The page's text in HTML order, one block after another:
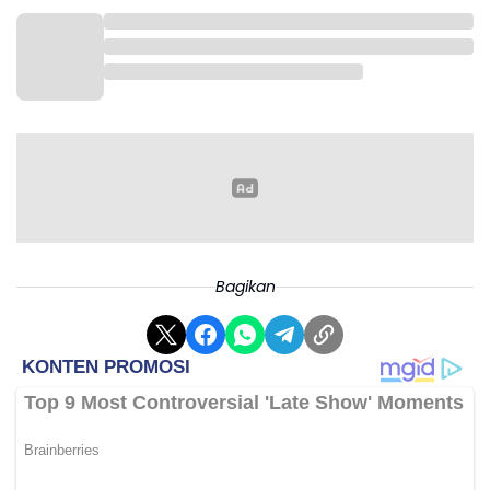
Sabtu (25/4)
Napoli vs Cremonese 01.45 WIB
Bagikan